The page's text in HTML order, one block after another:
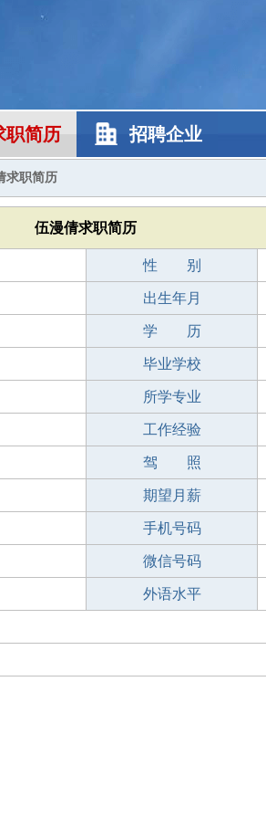
职简历 招聘企业
求职简历
伍漫倩求职简历
性 别
出生年月
学 历
毕业学校
所学专业
工作经验
驾 照
期望月薪
手机号码
微信号码
外语水平